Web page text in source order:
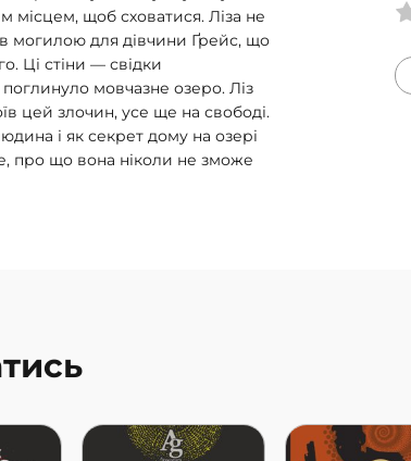
місцем, щоб сховатися. Ліза не
могилою для дівчини Ґрейс, що
Ці стіни — свідки
мовчазне озеро. Ліз
цей злочин, усе ще на свободі.
і як секрет дому на озері
про що вона ніколи не зможе